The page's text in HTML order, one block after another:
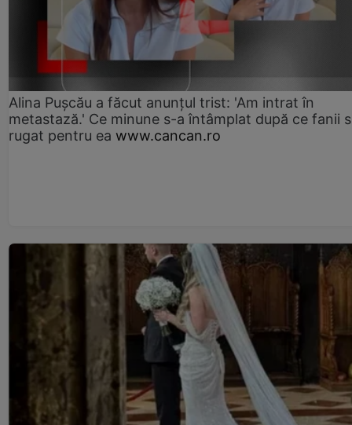
Alina Pușcău a făcut anunțul trist: 'Am intrat în
metastază.' Ce minune s-a întâmplat după ce fanii
rugat pentru ea www.cancan.ro